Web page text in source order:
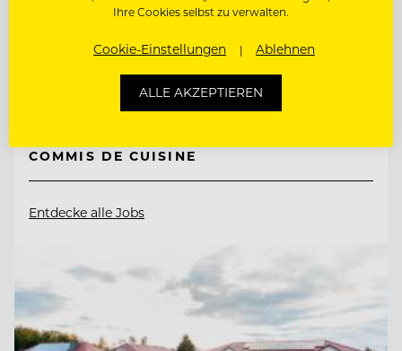
72270 Baiersbronn, Deutschland
COMMIS DE CUISINE
Entdecke alle Jobs
Ihre Cookies selbst zu verwalten.
Cookie-Einstellungen Ablehnen
ALLE AKZEPTIEREN